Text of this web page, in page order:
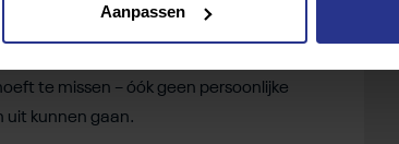
Aanpassen
het podium, misschien op een
te missen – óók geen persoonlijke
uit kunnen gaan.